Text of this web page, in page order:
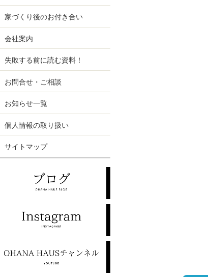
家づくり後のお付き合い
会社案内
失敗する前に読む資料！
お問合せ・ご相談
お知らせ一覧
個人情報の取り扱い
サイトマップ